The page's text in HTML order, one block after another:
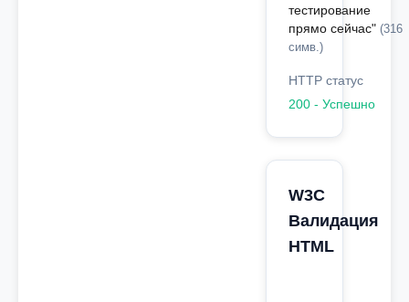
тестирование
прямо сейчас" (316
симв.)
HTTP статус
200 - Успешно
W3C
Валидация
HTML